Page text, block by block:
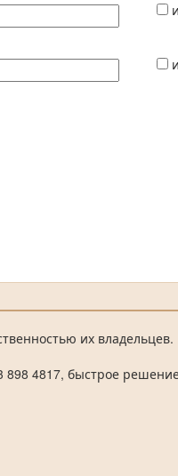
их владельцев.
898 4817, быстрое